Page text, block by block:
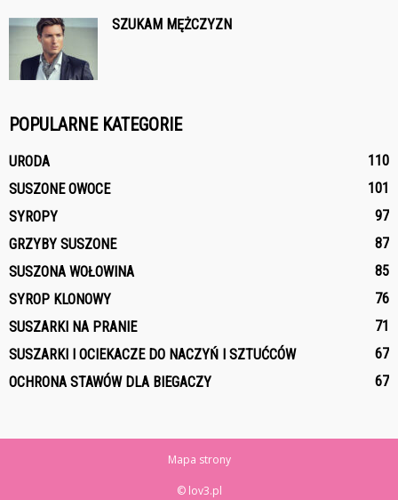
SZUKAM MĘŻCZYZN
POPULARNE KATEGORIE
URODA
110
SUSZONE OWOCE
101
SYROPY
97
GRZYBY SUSZONE
87
SUSZONA WOŁOWINA
85
SYROP KLONOWY
76
SUSZARKI NA PRANIE
71
SUSZARKI I OCIEKACZE DO NACZYŃ I SZTUĆCÓW
67
OCHRONA STAWÓW DLA BIEGACZY
67
Mapa strony
© lov3.pl